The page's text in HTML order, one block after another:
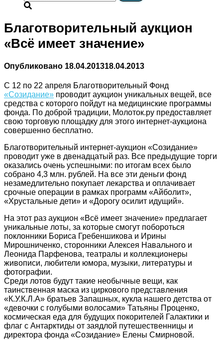
Благотворительный аукцион
«Всё имеет значение»
Опубликовано 18.04.201318.04.2013
C 12 по 22 апреля Благотворительный Фонд
«Созидание» проводит аукцион уникальных вещей, все
средства с которого пойдут на медицинские программы
фонда. По доброй традиции, Молоток.ру предоставляет
свою торговую площадку для этого интернет-аукциона
совершенно бесплатно.
Благотворительный интернет-аукцион «Созидание»
проводит уже в двенадцатый раз. Все предыдущие торги
оказались очень успешными: по итогам всех было
собрано 4,3 млн. рублей. На все эти деньги фонд
незамедлительно покупает лекарства и оплачивает
срочные операции в рамках программ «Айболит»,
«Хрустальные дети» и «Дорогу осилит идущий».
На этот раз аукцион «Всё имеет значение» предлагает
уникальные лоты, за которые смогут побороться
поклонники Бориса Гребеншикова и Ирины
Мирошниченко, сторонники Алексея Навального и
Леонида Парфенова, театралы и коллекционеры
живописи, любители юмора, музыки, литературы и
фотографии.
Среди лотов будут такие необычные вещи, как
таинственная маска из циркового представления
«К.У.К.Л.А» братьев Запашных, кукла нашего детства от
«девочки с голубыми волосами» Татьяны Проценко,
космическая еда для будущих покорителей Галактики и
флаг с Антарктиды от заядлой путешественницы и
директора фонда «Созидание» Елены Смирновой.